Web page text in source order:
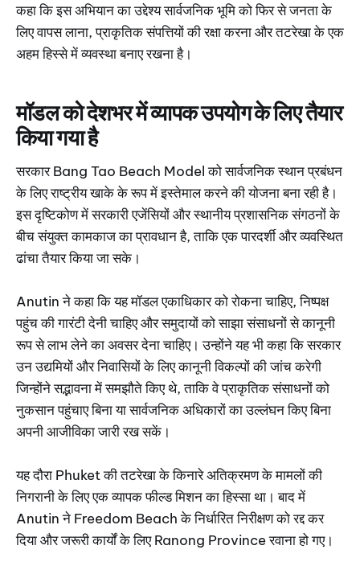
कहा कि इस अभियान का उद्देश्य सार्वजनिक भूमि को फिर से जनता के
लिए वापस लाना, प्राकृतिक संपत्तियों की रक्षा करना और तटरेखा के एक
अहम हिस्से में व्यवस्था बनाए रखना है।
मॉडल को देशभर में व्यापक उपयोग के लिए तैयार
किया गया है
सरकार Bang Tao Beach Model को सार्वजनिक स्थान प्रबंधन
के लिए राष्ट्रीय खाके के रूप में इस्तेमाल करने की योजना बना रही है।
इस दृष्टिकोण में सरकारी एजेंसियों और स्थानीय प्रशासनिक संगठनों के
बीच संयुक्त कामकाज का प्रावधान है, ताकि एक पारदर्शी और व्यवस्थित
ढांचा तैयार किया जा सके।
Anutin ने कहा कि यह मॉडल एकाधिकार को रोकना चाहिए, निष्पक्ष
पहुंच की गारंटी देनी चाहिए और समुदायों को साझा संसाधनों से कानूनी
रूप से लाभ लेने का अवसर देना चाहिए। उन्होंने यह भी कहा कि सरकार
उन उद्यमियों और निवासियों के लिए कानूनी विकल्पों की जांच करेगी
जिन्होंने सद्भावना में समझौते किए थे, ताकि वे प्राकृतिक संसाधनों को
नुकसान पहुंचाए बिना या सार्वजनिक अधिकारों का उल्लंघन किए बिना
अपनी आजीविका जारी रख सकें।
यह दौरा Phuket की तटरेखा के किनारे अतिक्रमण के मामलों की
निगरानी के लिए एक व्यापक फील्ड मिशन का हिस्सा था। बाद में
Anutin ने Freedom Beach के निर्धारित निरीक्षण को रद्द कर
दिया और जरूरी कार्यों के लिए Ranong Province रवाना हो गए।